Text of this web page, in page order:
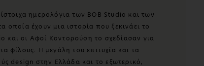
ημερολόγια των ΒΟΒ Studio και των
έχουν μια ιστορία που ξεκινάει το
και οι Αφοί Κοντορούση το σχεδίασαν για
φίλους. Η μεγάλη του επιτυχία και τα
design στην Ελλάδα και το εξωτερικό,